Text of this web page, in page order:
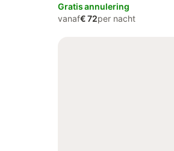
Gratis annulering
vanaf€ 72per nacht